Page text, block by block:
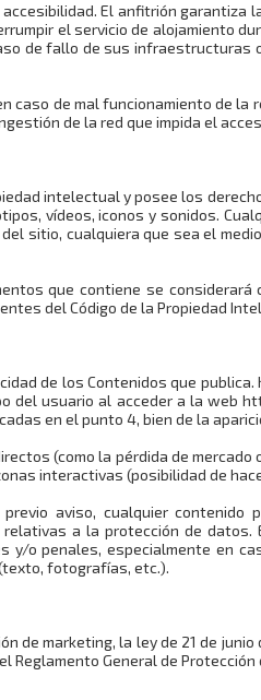
El anfitrión garantiza
el servicio de alojamiento
de fallo de sus infraestructuras
de mal funcionamiento de la
de la red que impida el
intelectual y posee los
vídeos, iconos y sonidos.
sitio, cualquiera que sea el
que contiene se
del Código de la Propiedad
de los Contenidos que
del usuario al acceder a la web
en el punto 4, bien de la
(como la pérdida de mercado
interactivas (posibilidad de
aviso, cualquier contenido
a la protección de
y/o penales, especialmente en
fotografías, etc.).
de marketing, la ley de 21 de
General de Protección